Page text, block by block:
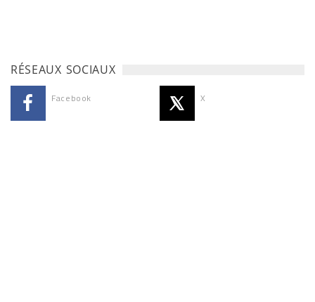
RÉSEAUX SOCIAUX
Facebook X